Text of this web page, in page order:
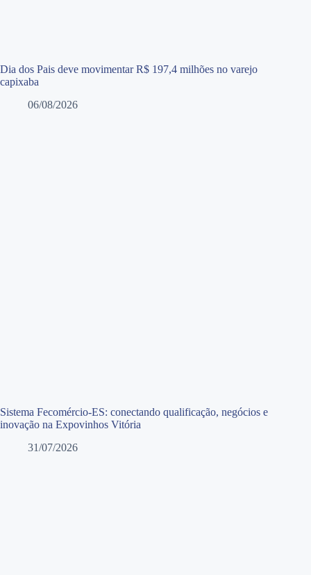
Dia dos Pais deve movimentar R$ 197,4 milhões no varejo
capixaba
06/08/2026
Sistema Fecomércio-ES: conectando qualificação, negócios e
inovação na Expovinhos Vitória
31/07/2026